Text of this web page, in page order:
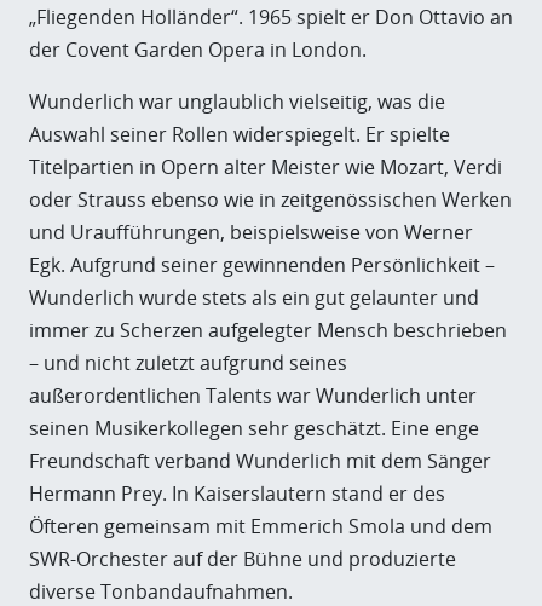
„Fliegenden Holländer“. 1965 spielt er Don Ottavio an
der Covent Garden Opera in London.
Wunderlich war unglaublich vielseitig, was die
Auswahl seiner Rollen widerspiegelt. Er spielte
Titelpartien in Opern alter Meister wie Mozart, Verdi
oder Strauss ebenso wie in zeitgenössischen Werken
und Uraufführungen, beispielsweise von Werner
Egk. Aufgrund seiner gewinnenden Persönlichkeit –
Wunderlich wurde stets als ein gut gelaunter und
immer zu Scherzen aufgelegter Mensch beschrieben
– und nicht zuletzt aufgrund seines
außerordentlichen Talents war Wunderlich unter
seinen Musikerkollegen sehr geschätzt. Eine enge
Freundschaft verband Wunderlich mit dem Sänger
Hermann Prey. In Kaiserslautern stand er des
Öfteren gemeinsam mit Emmerich Smola und dem
SWR-Orchester auf der Bühne und produzierte
diverse Tonbandaufnahmen.